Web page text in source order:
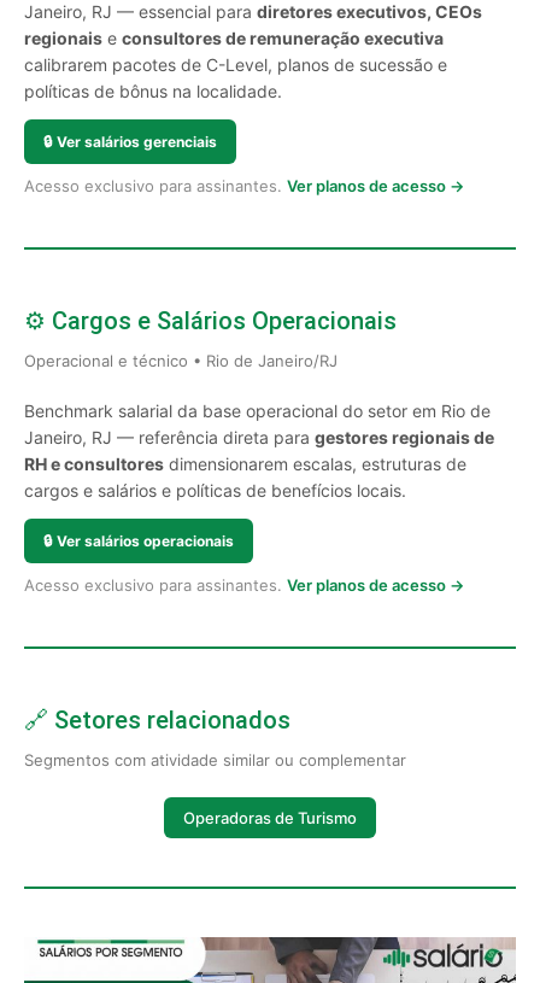
Janeiro, RJ — essencial para diretores executivos, CEOs
regionais e consultores de remuneração executiva
calibrarem pacotes de C-Level, planos de sucessão e
políticas de bônus na localidade.
🔒 Ver salários gerenciais
Acesso exclusivo para assinantes. Ver planos de acesso →
⚙️ Cargos e Salários Operacionais
Operacional e técnico • Rio de Janeiro/RJ
Benchmark salarial da base operacional do setor em Rio de
Janeiro, RJ — referência direta para gestores regionais de
RH e consultores dimensionarem escalas, estruturas de
cargos e salários e políticas de benefícios locais.
🔒 Ver salários operacionais
Acesso exclusivo para assinantes. Ver planos de acesso →
🔗 Setores relacionados
Segmentos com atividade similar ou complementar
Operadoras de Turismo